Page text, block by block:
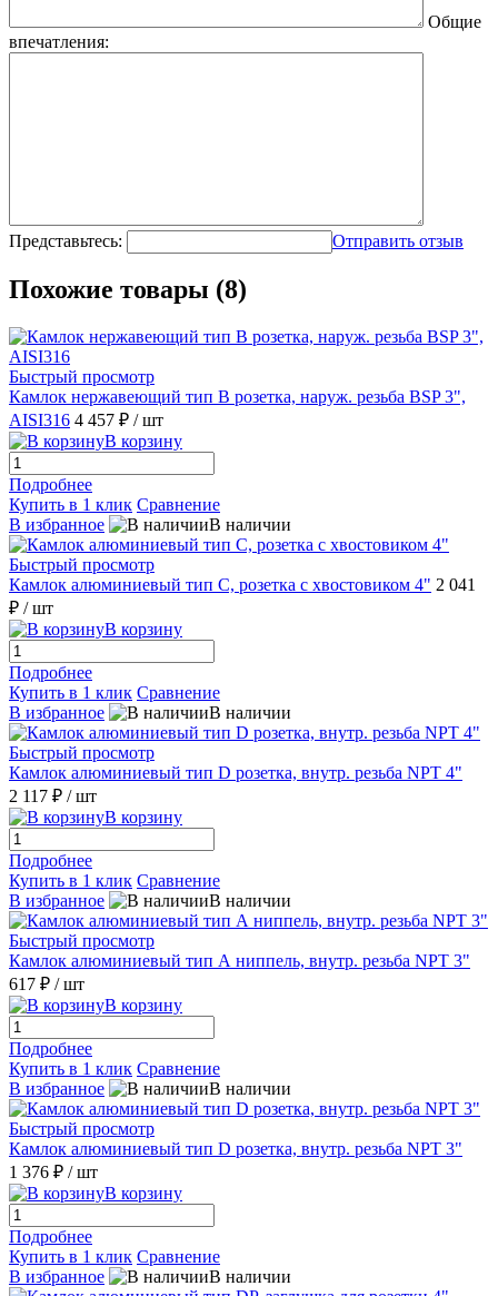
Общие
впечатления:
Представьтесь: Отправить отзыв
Похожие товары (8)
Быстрый просмотр
Камлок нержавеющий тип B розетка, наруж. резьба BSP 3",
AISI316 4 457 ₽ / шт
В корзину
Подробнее
Купить в 1 клик Сравнение
В избранное
В наличии
Быстрый просмотр
Камлок алюминиевый тип С, розетка с хвостовиком 4" 2 041
₽ / шт
В корзину
Подробнее
Купить в 1 клик Сравнение
В избранное
В наличии
Быстрый просмотр
Камлок алюминиевый тип D розетка, внутр. резьба NPT 4"
2 117 ₽ / шт
В корзину
Подробнее
Купить в 1 клик Сравнение
В избранное
В наличии
Быстрый просмотр
Камлок алюминиевый тип А ниппель, внутр. резьба NPT 3"
617 ₽ / шт
В корзину
Подробнее
Купить в 1 клик Сравнение
В избранное
В наличии
Быстрый просмотр
Камлок алюминиевый тип D розетка, внутр. резьба NPT 3"
1 376 ₽ / шт
В корзину
Подробнее
Купить в 1 клик Сравнение
В избранное
В наличии